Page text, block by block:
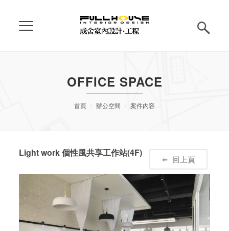
OFFICE SPACE
首頁 辦公空間 案件內容
Light work 個性風共享工作站(4F)
回上頁